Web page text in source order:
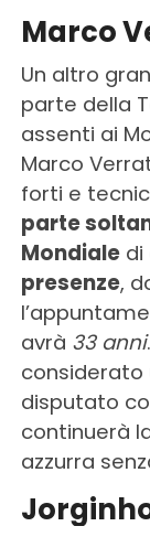
Marco
Un altro
parte della
assenti ai
Marco
forti e
parte
Mondialedi
presenze,
avrà 33 anni
considerato
disputato
continuerà
azzurra